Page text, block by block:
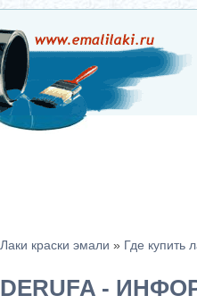
Лаки краски эмали » Где купить
DERUFA -